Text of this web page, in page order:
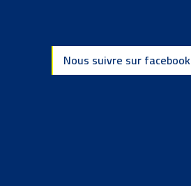
Nous suivre sur facebook